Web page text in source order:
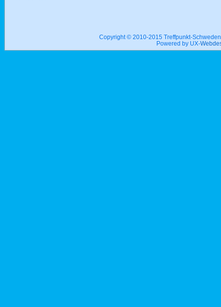
Copyright © 2010-2015 Treffpunkt-
Powered by UX-